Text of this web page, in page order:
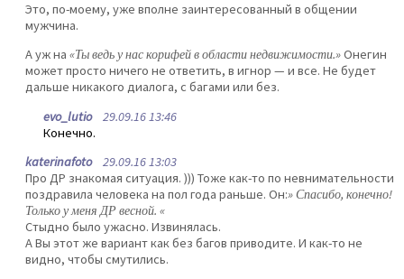
Это, по-моему, уже вполне заинтересованный в общении
мужчина.
А уж на «Ты ведь у нас корифей в области недвижимости.»Онегин
может просто ничего не ответить, в игнор — и все. Не будет
дальше никакого диалога, с багами или без.
evo_lutio29.09.16 13:46
Конечно.
katerinafoto29.09.16 13:03
Про ДР знакомая ситуация. ))) Тоже как-то по невнимательности
поздравила человека на пол года раньше. Он:» Спасибо, конечно!
Только у меня ДР весной. «
Стыдно было ужасно. Извинялась.
А Вы этот же вариант как без багов приводите. И как-то не
видно, чтобы смутились.